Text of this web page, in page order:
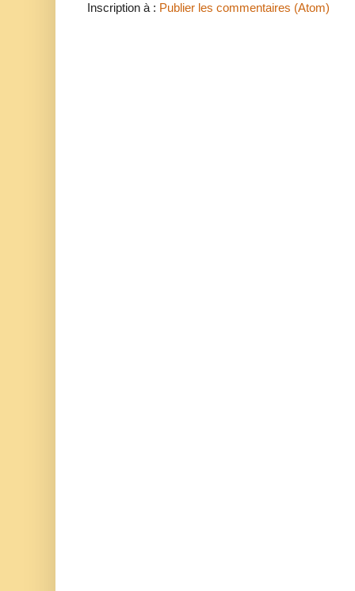
Inscription à : Publier les commentaires (Atom)